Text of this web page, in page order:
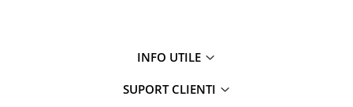
INFO UTILE
SUPORT CLIENTI